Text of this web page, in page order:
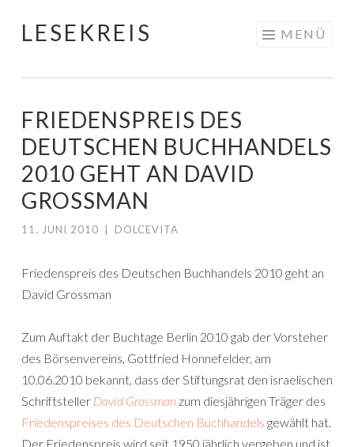
Springe
LESEKREIS MENÜ
FRIEDENSPREIS DES
DEUTSCHEN BUCHHANDELS
2010 GEHT AN DAVID
GROSSMAN
11. JUNI 2010 DOLCEVITA
Friedenspreis des Deutschen Buchhandels 2010 geht an
David Grossman
Zum Auftakt der Buchtage Berlin 2010 gab der Vorsteher
des Börsenvereins, Gottfried Honnefelder, am
10.06.2010 bekannt, dass der Stiftungsrat den israelischen
Schriftsteller David Grossman zum diesjährigen Träger des
Friedenspreises des Deutschen Buchhandels gewählt hat.
Der Friedenspreis wird seit 1950 jährlich vergeben und ist